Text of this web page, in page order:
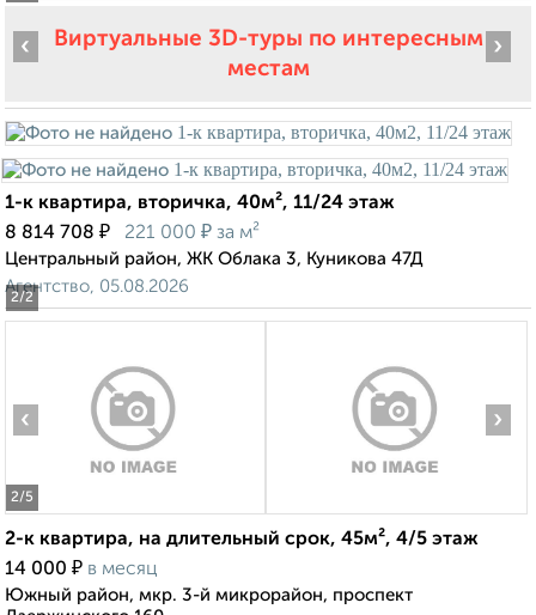
Виртуальные 3D-туры по интересным
местам
2/2
‹ ›
1-к квартира, вторичка, 40м², 11/24 этаж
8 814 708 ₽ 221 000 ₽ за м²
Центральный район, ЖК Облака 3, Куникова 47Д
Агентство, 05.08.2026
2/5
‹ ›
2-к квартира, на длительный срок, 45м², 4/5 этаж
14 000 ₽ в месяц
Южный район, мкр. 3-й микрорайон, проспект